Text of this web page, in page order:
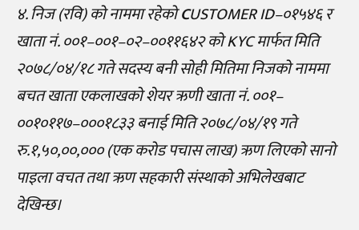
४. निज (रवि) को नाममा रहेकोCUSTOMER ID–०१५४६ र
खाता नं. ००१–००१–०२–००११६४२ को KYC मार्फत मिति
२०७८/०४/१८ गते सदस्य बनी सोही मितिमा निजको नाममा
बचत खाता एकलाखको शेयर ऋणी खाता नं. ००१–
००१०११७–०००१८३३ बनाई मिति २०७८/०४/१९ गते
रु.१,५०,००,००० (एक करोड पचास लाख) ऋण लिएको सानो
पाइला वचत तथा ऋण सहकारी संस्थाको अभिलेखबाट
देखिन्छ।